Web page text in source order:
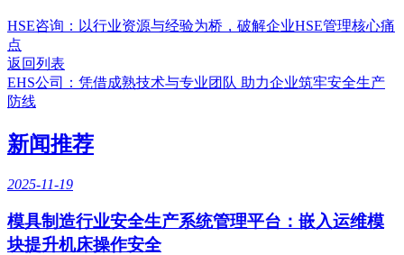
HSE咨询：以行业资源与经验为桥，破解企业HSE管理核心痛
点
返回列表
EHS公司：凭借成熟技术与专业团队 助力企业筑牢安全生产
防线
新闻推荐
2025-11-19
模具制造行业安全生产系统管理平台：嵌入运维模
块提升机床操作安全